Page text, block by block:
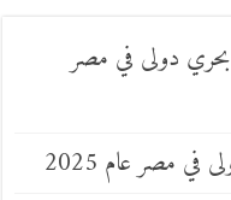
بحري دولى في مصر